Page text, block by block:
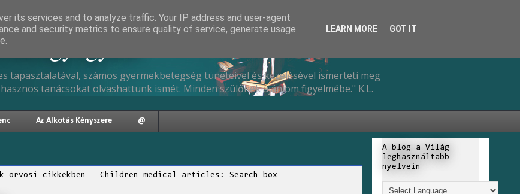
tapasztalatával, számos gyermekbetegség tüneteivel és kezelésével ismerteti meg
tanácsokat olvashattunk ismét. Minden szülőnek ajánlom figyelmébe." K.L.
Az Alkotás Kényszere @
orvosi cikkekben - Children medical articles: Search box
A blog a Világ
leghasználtabb
nyelvein
its services and to analyze traffic. Your IP address and user-agent
and security metrics to ensure quality of service, generate usage
LEARN MORE GOT IT